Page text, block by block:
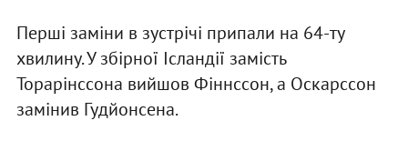
Перші заміни в зустрічі припали на 64-ту
хвилину. У збірної Ісландії замість
Торарінссона вийшов Фіннссон, а Оскарссон
замінив Гудйонсена.